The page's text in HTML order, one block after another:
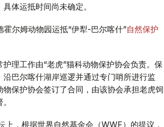
体运抵时间尚未确定。
尔姆动物园运抵“伊犁-巴尔喀什”自然保护
理工作由“老虎”猫科动物保护协会负责。保
巴尔喀什湖岸巡逻并通过专门哨所进行监
保护协会签订了合同，由该协会承担老虎饲
，根据世界自然基金会（WWF）的提议，